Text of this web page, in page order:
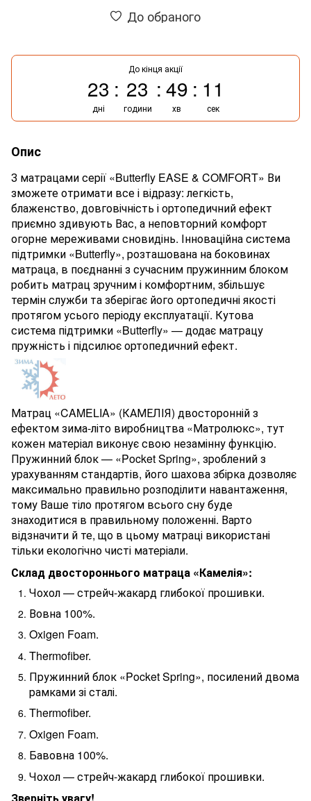
До обраного
До кінця акції
23
дні
23
години
49
хв
11
сек
Опис
З матрацами серії «Butterfly EASE & COMFORT» Ви
зможете отримати все і відразу: легкість,
блаженство, довговічність і ортопедичний ефект
приємно здивують Вас, а неповторний комфорт
огорне мереживами сновидінь. Інноваційна система
підтримки «Butterfly», розташована на боковинах
матраца, в поєднанні з сучасним пружинним блоком
робить матрац зручним і комфортним, збільшує
термін служби та зберігає його ортопедичні якості
протягом усього періоду експлуатації. Кутова
система підтримки «Butterfly» — додає матрацу
пружність і підсилює ортопедичний ефект.
Матрац «CAMELIA» (КАМЕЛІЯ) двосторонній з
ефектом зима-літо виробництва «Матролюкс», тут
кожен матеріал виконує свою незамінну функцію.
Пружинний блок — «Pocket Spring», зроблений з
урахуванням стандартів, його шахова збірка дозволяє
максимально правильно розподілити навантаження,
тому Ваше тіло протягом всього сну буде
знаходитися в правильному положенні. Варто
відзначити й те, що в цьому матраці використані
тільки екологічно чисті матеріали.
Склад двостороннього матраца «Камелія»:
Чохол — стрейч-жакард глибокої прошивки.
Вовна 100%.
Oxigen Foam.
Thermofiber.
Пружинний блок «Pocket Spring», посилений двома
рамками зі сталі.
Thermofiber.
Oxigen Foam.
Бавовна 100%.
Чохол — стрейч-жакард глибокої прошивки.